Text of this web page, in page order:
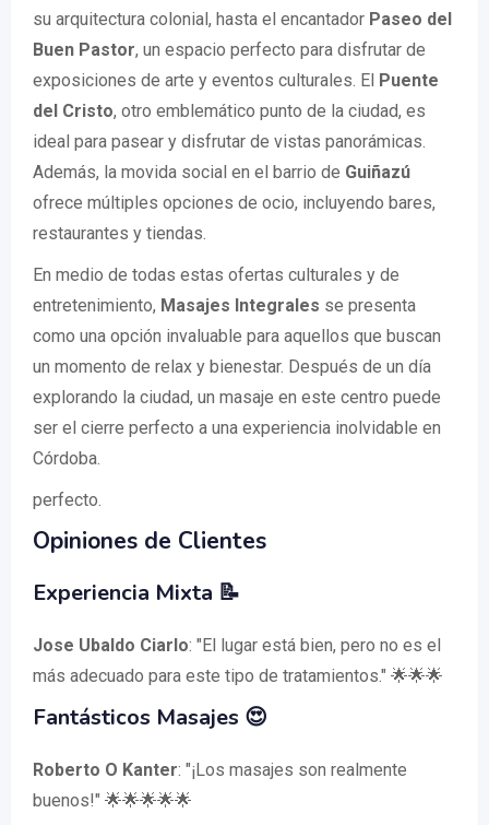
su arquitectura colonial, hasta el encantador Paseo del
Buen Pastor, un espacio perfecto para disfrutar de
exposiciones de arte y eventos culturales. El Puente
del Cristo, otro emblemático punto de la ciudad, es
ideal para pasear y disfrutar de vistas panorámicas.
Además, la movida social en el barrio de Guiñazú
ofrece múltiples opciones de ocio, incluyendo bares,
restaurantes y tiendas.
En medio de todas estas ofertas culturales y de
entretenimiento, Masajes Integrales se presenta
como una opción invaluable para aquellos que buscan
un momento de relax y bienestar. Después de un día
explorando la ciudad, un masaje en este centro puede
ser el cierre perfecto a una experiencia inolvidable en
Córdoba.
perfecto.
Opiniones de Clientes
Experiencia Mixta 📝
Jose Ubaldo Ciarlo: "El lugar está bien, pero no es el
más adecuado para este tipo de tratamientos." 🌟🌟🌟
Fantásticos Masajes 😍
Roberto O Kanter: "¡Los masajes son realmente
buenos!" 🌟🌟🌟🌟🌟